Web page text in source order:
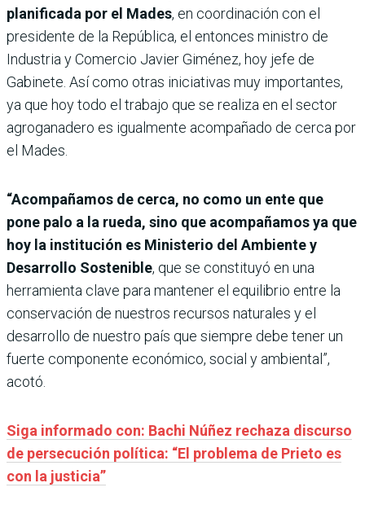
planificada por el Mades, en coordinación con el
presidente de la República, el entonces ministro de
Industria y Comercio Javier Giménez, hoy jefe de
Gabinete. Así como otras iniciativas muy importantes,
ya que hoy todo el trabajo que se realiza en el sector
agroganadero es igualmente acompañado de cerca por
el Mades.
“Acompañamos de cerca, no como un ente que
pone palo a la rueda, sino que acompañamos ya que
hoy la institución es Ministerio del Ambiente y
Desarrollo Sostenible, que se constituyó en una
herramienta clave para mantener el equilibrio entre la
conservación de nuestros recursos naturales y el
desarrollo de nuestro país que siempre debe tener un
fuerte componente económico, social y ambiental”,
acotó.
Siga informado con: Bachi Núñez rechaza discurso
de persecución política: “El problema de Prieto es
con la justicia”